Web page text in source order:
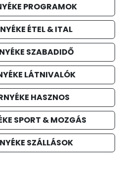
PROGRAMOK
ÉTEL & ITAL
SZABADIDŐ
LÁTNIVALÓK
HASZNOS
SPORT & MOZGÁS
SZÁLLÁSOK